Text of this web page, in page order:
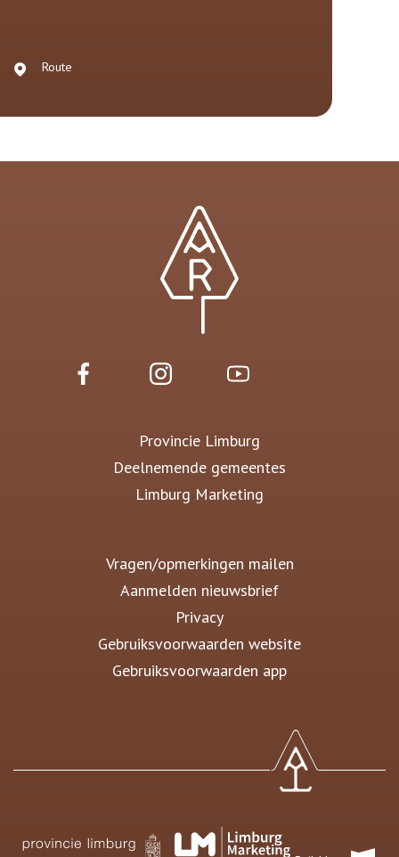
Route
Provincie Limburg
Deelnemende gemeentes
Limburg Marketing
Vragen/opmerkingen mailen
Aanmelden nieuwsbrief
Privacy
Gebruiksvoorwaarden website
Gebruiksvoorwaarden app